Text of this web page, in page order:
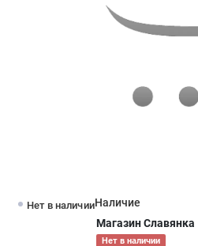
Нет в наличииНаличие
Магазин Славянка
Нет в наличии